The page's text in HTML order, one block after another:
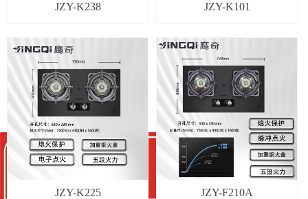
JZY-K238 JZY-K101
JZY-K225 JZY-F210A